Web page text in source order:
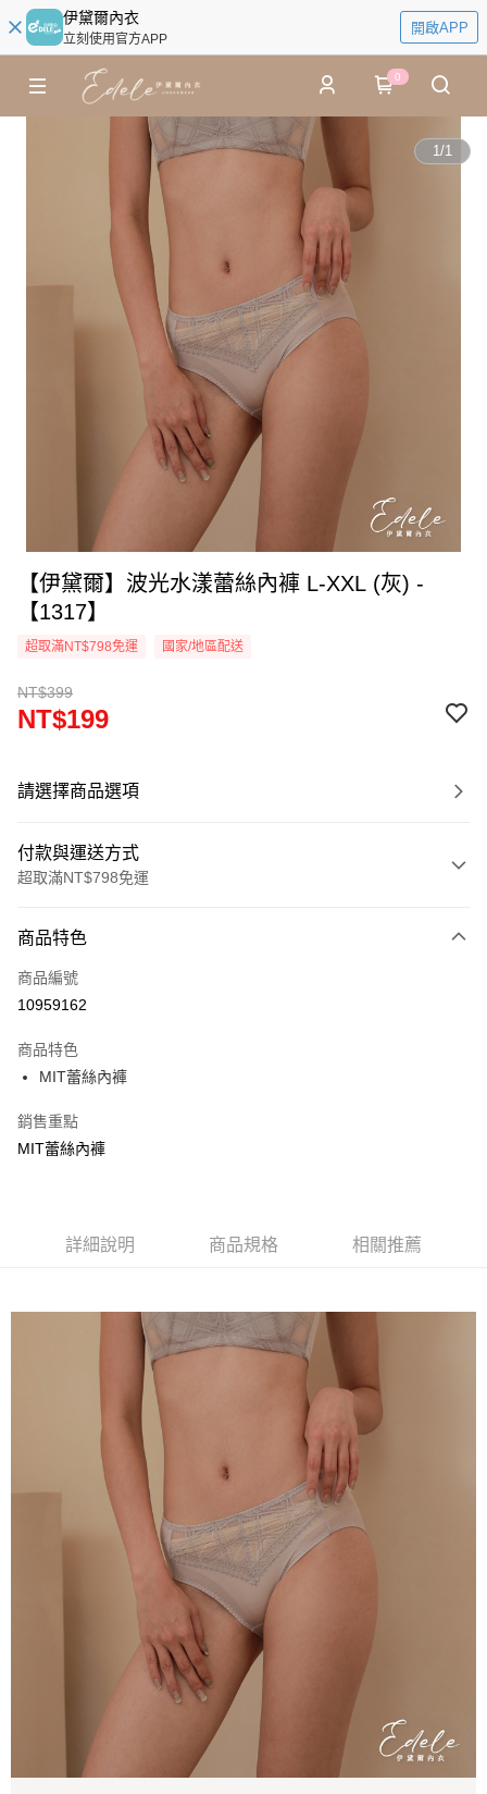
伊黛爾內衣
立刻使用官方APP
開啟APP
0
1/1
【伊黛爾】波光水漾蕾絲內褲 L-XXL (灰) -
【1317】
超取滿NT$798免運 國家/地區配送
NT$399
NT$199
請選擇商品選項
付款與運送方式
超取滿NT$798免運
信用卡一次付款
超商取貨付款
Apple Pay
街口支付
悠遊付
貨到付款
每筆NT$70，滿NT$799(含以上)免運費
每筆NT$70，滿NT$799(含以上)免運費
萊爾富取貨付款
每筆NT$70，滿NT$799(含以上)免運費
付款後萊爾富取貨
每筆NT$70，滿NT$799(含以上)免運費
每筆NT$70，滿NT$798(含以上)免運費
每筆NT$70，滿NT$799(含以上)免運費
每筆NT$70，滿NT$799(含以上)免運費
商品特色
商品編號
10959162
商品特色
MIT蕾絲內褲
銷售重點
MIT蕾絲內褲
詳細說明 商品規格 相關推薦